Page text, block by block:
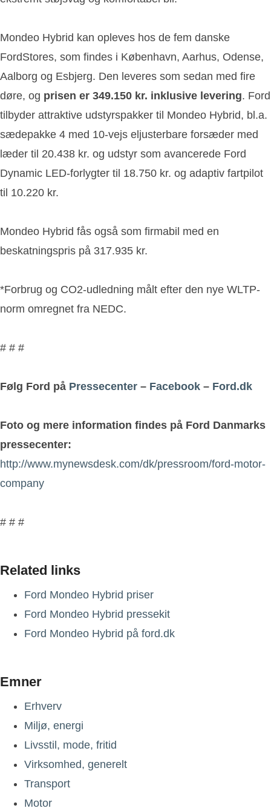
Mondeo Hybrid kan opleves hos de fem danske
FordStores, som findes i København, Aarhus, Odense,
Aalborg og Esbjerg. Den leveres som sedan med fire
døre, og prisen er 349.150 kr. inklusive levering. Ford
tilbyder attraktive udstyrspakker til Mondeo Hybrid, bl.a.
sædepakke 4 med 10-vejs eljusterbare forsæder med
læder til 20.438 kr. og udstyr som avancerede Ford
Dynamic LED-forlygter til 18.750 kr. og adaptiv fartpilot
til 10.220 kr.
Mondeo Hybrid fås også som firmabil med en
beskatningspris på 317.935 kr.
*Forbrug og CO2-udledning målt efter den nye WLTP-
norm omregnet fra NEDC.
# # #
Følg Ford på Pressecenter – Facebook – Ford.dk
Foto og mere information findes på Ford Danmarks
pressecenter:
http://www.mynewsdesk.com/dk/pressroom/ford-motor-
company
# # #
Related links
Ford Mondeo Hybrid priser
Ford Mondeo Hybrid pressekit
Ford Mondeo Hybrid på ford.dk
Emner
Erhverv
Miljø, energi
Livsstil, mode, fritid
Virksomhed, generelt
Transport
Motor